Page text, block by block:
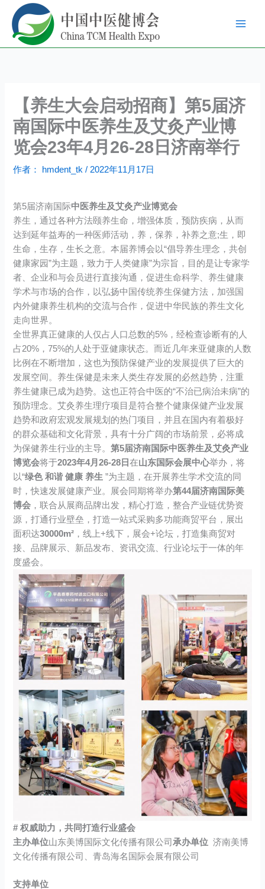
容
【养生大会启动招商】第5届济
南国际中医养生及艾灸产业博
览会23年4月26-28日济南举行
作者： hmdent_tk/2022年11月17日
第5届济南国际中医养生及艾灸产业博览会
养生，通过各种方法颐养生命，增强体质，预防疾病，从而
达到延年益寿的一种医师活动，养，保养，补养之意;生，即
生命，生存，生长之意。本届养博会以“倡导养生理念，共创
健康家园”为主题，致力于人类健康”为宗旨，目的是让专家学
者、企业和与会员进行直接沟通，促进生命科学、养生健康
学术与市场的合作，以弘扬中国传统养生保健方法，加强国
内外健康养生机构的交流与合作，促进中华民族的养生文化
走向世界。
全世界真正健康的人仅占人口总数的5%，经检查诊断有的人
占20%，75%的人处于亚健康状态。而近几年来亚健康的人数
比例在不断增加，这也为预防保健产业的发展提供了巨大的
发展空间。养生保健是未来人类生存发展的必然趋势，注重
养生健康已成为趋势。这也正符合中医的“不治已病治未病”的
预防理念。艾灸养生理疗项目是符合整个健康保健产业发展
趋势和政府宏观发展规划的热门项目，并且在国内有着极好
的群众基础和文化背景，具有十分广阔的市场前景，必将成
为保健养生行业的主导。第5届济南国际中医养生及艾灸产业
博览会将于2023年4月26-28日在山东国际会展中心举办，将
以“绿色 和谐 健康 养生 ”为主题，在开展养生学术交流的同
时，快速发展健康产业。展会同期将举办第44届济南国际美
博会 ，联合从展商品牌出发，精心打造，整合产业链优势资
源，打通行业壁垒，打造一站式采购多功能商贸平台，展出
面积达30000m² ，线上+线下，展会+论坛，打造集商贸对
接、品牌展示、新品发布、资讯交流、行业论坛于一体的年
度盛会。
#权威助力，共同打造行业盛会
主办单位山东美博国际文化传播有限公司 承办单位济南美博
文化传播有限公司、青岛海名国际会展有限公司
支持单位